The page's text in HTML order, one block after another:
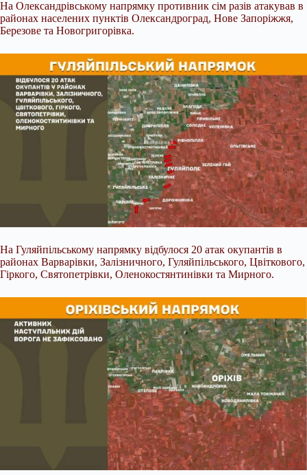
На Олександрівському напрямку противник сім разів атакував в
районах населених пунктів Олександроград, Нове Запоріжжя,
Березове та Новогригорівка.
На Гуляйпільському напрямку відбулося 20 атак окупантів в
районах Варварівки, Залізничного, Гуляйпільського, Цвіткового,
Гіркого, Святопетрівки, Оленокостянтинівки та Мирного.